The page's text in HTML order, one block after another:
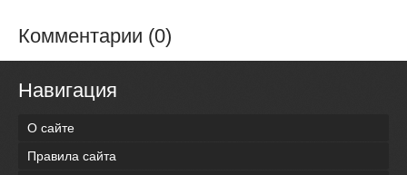
Комментарии (0)
Навигация
О сайте
Правила сайта